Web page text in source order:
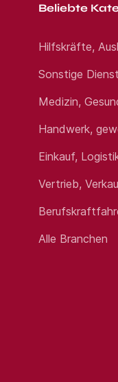
Beliebte
Hilfskräfte,
Sonstige
Medizin,
Handwerk,
Einkauf,
Vertrieb,
Alle Branchen